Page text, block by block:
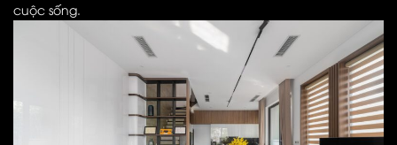
cuộc sống.